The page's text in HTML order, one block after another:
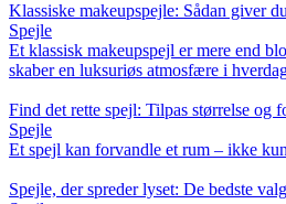
Klassiske makeupspejle: Sådan giver
Spejle
Et klassisk makeupspejl er mere end
skaber en luksuriøs atmosfære i
Find det rette spejl: Tilpas størrelse og
Spejle
Et spejl kan forvandle et rum – ikke
Spejle, der spreder lyset: De bedste